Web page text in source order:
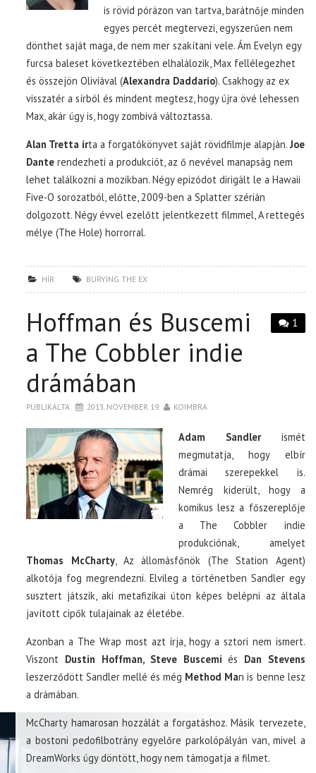
is rövid pórázon van tartva, barátnője minden
egyes percét megtervezi, egyszerűen nem
dönthet saját maga, de nem mer szakítani vele. Ám Evelyn egy
furcsa baleset következtében elhalálozik, Max fellélegezhet
és összejön Oliviával (Alexandra Daddario). Csakhogy az ex
visszatér a sírból és mindent megtesz, hogy újra övé lehessen
Max, akár úgy is, hogy zombivá változtassa.
Alan Tretta írta a forgatókönyvet saját rövidfilmje alapján.Joe
Dante rendezheti a produkciót, az ő nevével manapság nem
lehet találkozni a mozikban. Négy epizódot dirigált le a Hawaii
Five-O sorozatból, előtte, 2009-ben a Splatter szérián
dolgozott. Négy évvel ezelőtt jelentkezett filmmel, A rettegés
mélye (The Hole) horrorral.
HÍR BURYING THE EX
1
Hoffman és Buscemi
a The Cobbler indie
drámában
PUBLIKÁLTA 2013. NOVEMBER 19. KOIMBRA
Adam Sandlerismét
megmutatja, hogy elbír
drámai szerepekkel is.
Nemrég kiderült, hogy a
komikus lesz a főszereplője
a The Cobbler indie
produkciónak, amelyet
Thomas McCharty, Az állomásfőnök (The Station Agent)
alkotója fog megrendezni. Elvileg a történetben Sandler egy
susztert játszik, aki metafizikai úton képes belépni az általa
javított cipők tulajainak az életébe.
Azonban a The Wrap most azt írja, hogy a sztori nem ismert.
Viszont Dustin Hoffman, Steve Buscemi és Dan Stevens
leszerződött Sandler mellé és még Method Man is benne lesz
a drámában.
McCharty hamarosan hozzálát a forgatáshoz. Másik tervezete,
a bostoni pedofilbotrány egyelőre parkolópályán van, mivel a
DreamWorks úgy döntött, hogy nem támogatja a filmet.